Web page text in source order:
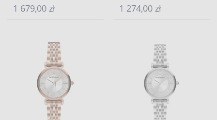
1 679,00 zł 1 274,00 zł